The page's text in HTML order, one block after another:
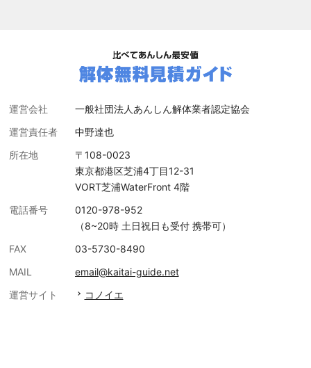
運営会社
一般社団法人あんしん解体業者認定協会
運営責任者
中野達也
所在地
〒108-0023
東京都港区芝浦4丁目12-31
VORT芝浦WaterFront 4階
電話番号
0120-978-952
（8~20時 土日祝日も受付 携帯可）
FAX
03-5730-8490
MAIL
email@kaitai-guide.net
運営サイト
コノイエ